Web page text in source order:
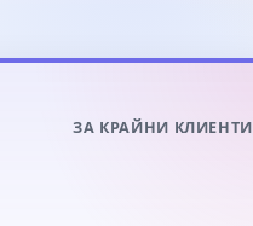
ЗА КРАЙНИ КЛИЕНТИ